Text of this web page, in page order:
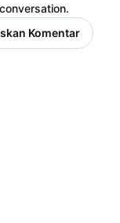
Komentar